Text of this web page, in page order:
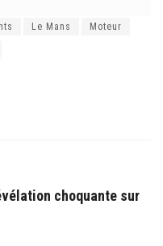
Le Mans Moteur
choquante sur